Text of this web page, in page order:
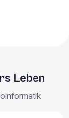
Leben